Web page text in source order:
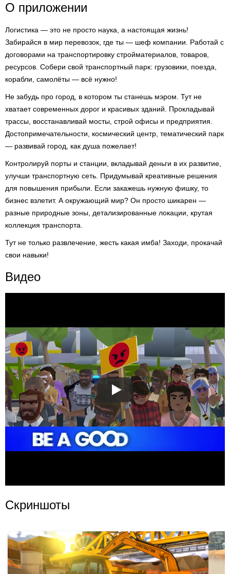
О приложении
Логистика — это не просто наука, а настоящая жизнь!
Забирайся в мир перевозок, где ты — шеф компании. Работай с
договорами на транспортировку стройматериалов, товаров,
ресурсов. Собери свой транспортный парк: грузовики, поезда,
корабли, самолёты — всё нужно!
Не забудь про город, в котором ты станешь мэром. Тут не
хватает современных дорог и красивых зданий. Прокладывай
трассы, восстанавливай мосты, строй офисы и предприятия.
Достопримечательности, космический центр, тематический парк
— развивай город, как душа пожелает!
Контролируй порты и станции, вкладывай деньги в их развитие,
улучши транспортную сеть. Придумывай креативные решения
для повышения прибыли. Если закажешь нужную фишку, то
бизнес взлетит. А окружающий мир? Он просто шикарен —
разные природные зоны, детализированные локации, крутая
коллекция транспорта.
Тут не только развлечение, жесть какая имба! Заходи, прокачай
свои навыки!
Видео
Скриншоты